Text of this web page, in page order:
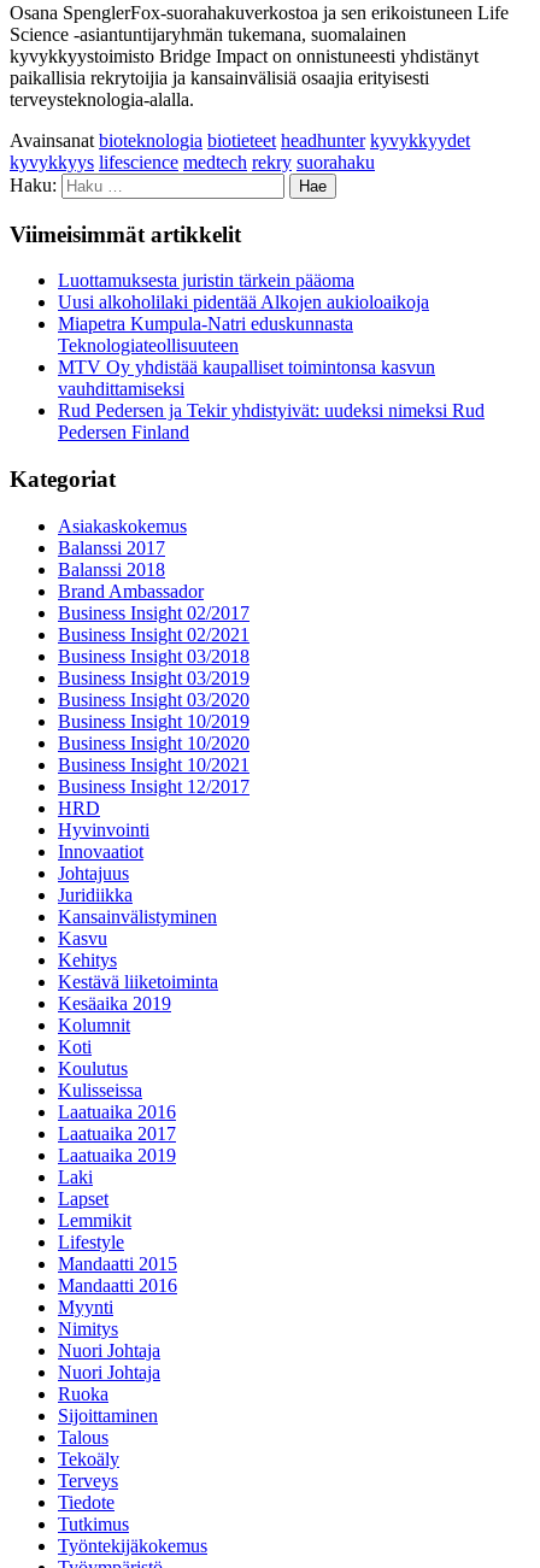
Osana SpenglerFox-suorahakuverkostoa ja sen erikoistuneen Life
Science -asiantuntijaryhmän tukemana, suomalainen
kyvykkyystoimisto Bridge Impact on onnistuneesti yhdistänyt
paikallisia rekrytoijia ja kansainvälisiä osaajia erityisesti
terveysteknologia-alalla.
Avainsanat bioteknologia biotieteet headhunter kyvykkyydet
kyvykkyys lifescience medtech rekry suorahaku
Haku:
Viimeisimmät artikkelit
Luottamuksesta juristin tärkein pääoma
Uusi alkoholilaki pidentää Alkojen aukioloaikoja
Miapetra Kumpula-Natri eduskunnasta
Teknologiateollisuuteen
MTV Oy yhdistää kaupalliset toimintonsa kasvun
vauhdittamiseksi
Rud Pedersen ja Tekir yhdistyivät: uudeksi nimeksi Rud
Pedersen Finland
Kategoriat
Asiakaskokemus
Balanssi 2017
Balanssi 2018
Brand Ambassador
Business Insight 02/2017
Business Insight 02/2021
Business Insight 03/2018
Business Insight 03/2019
Business Insight 03/2020
Business Insight 10/2019
Business Insight 10/2020
Business Insight 10/2021
Business Insight 12/2017
HRD
Hyvinvointi
Innovaatiot
Johtajuus
Juridiikka
Kansainvälistyminen
Kasvu
Kehitys
Kestävä liiketoiminta
Kesäaika 2019
Kolumnit
Koti
Koulutus
Kulisseissa
Laatuaika 2016
Laatuaika 2017
Laatuaika 2019
Laki
Lapset
Lemmikit
Lifestyle
Mandaatti 2015
Mandaatti 2016
Myynti
Nimitys
Nuori Johtaja
Nuori Johtaja
Ruoka
Sijoittaminen
Talous
Tekoäly
Terveys
Tiedote
Tutkimus
Työntekijäkokemus